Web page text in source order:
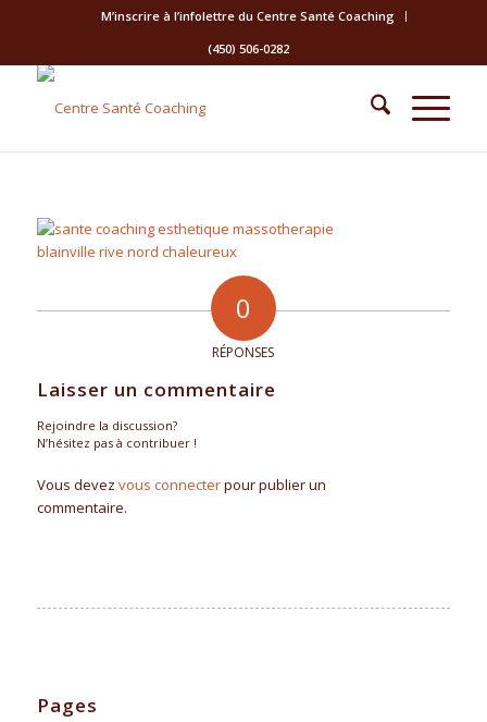
M’inscrire à l’infolettre du Centre Santé Coaching
(450) 506-0282
0
RÉPONSES
Laisser un commentaire
Rejoindre la discussion?
N’hésitez pas à contribuer !
Vous devez vous connecterpour publier un
commentaire.
Pages